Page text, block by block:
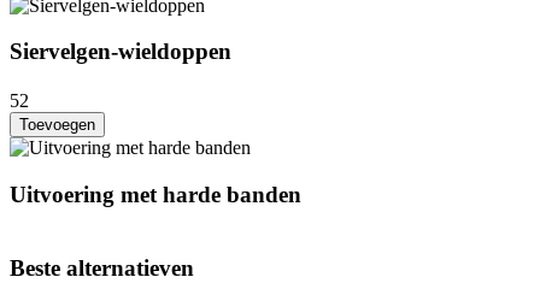
Siervelgen-wieldoppen
52
Toevoegen
Uitvoering met harde banden
Beste alternatieven